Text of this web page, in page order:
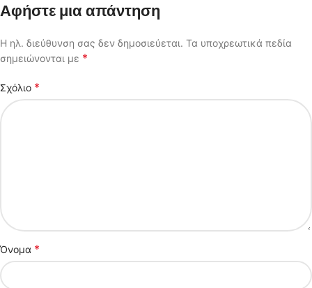
Αφήστε μια απάντηση
Η ηλ. διεύθυνση σας δεν δημοσιεύεται. Τα υποχρεωτικά πεδία
σημειώνονται με *
Σχόλιο *
Όνομα *